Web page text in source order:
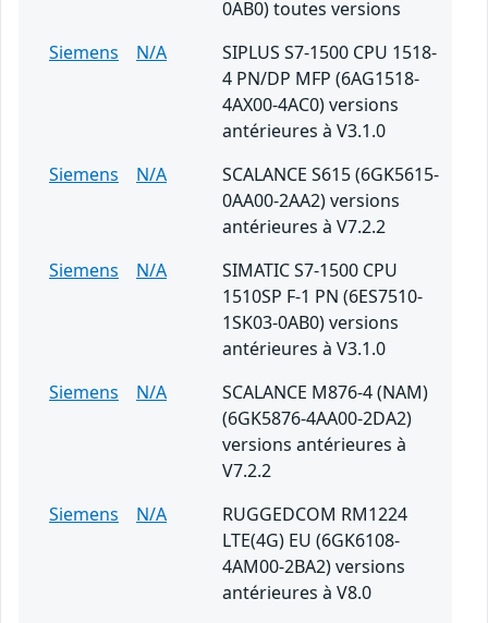
0AB0) toutes versions
Siemens
N/A
SIPLUS S7-1500 CPU 1518-
4 PN/DP MFP (6AG1518-
4AX00-4AC0) versions
antérieures à V3.1.0
Siemens
N/A
SCALANCE S615 (6GK5615-
0AA00-2AA2) versions
antérieures à V7.2.2
Siemens
N/A
SIMATIC S7-1500 CPU
1510SP F-1 PN (6ES7510-
1SK03-0AB0) versions
antérieures à V3.1.0
Siemens
N/A
SCALANCE M876-4 (NAM)
(6GK5876-4AA00-2DA2)
versions antérieures à
V7.2.2
Siemens
N/A
RUGGEDCOM RM1224
LTE(4G) EU (6GK6108-
4AM00-2BA2) versions
antérieures à V8.0